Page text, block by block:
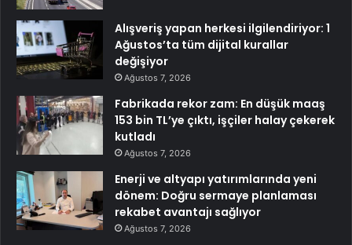
Alışveriş yapan herkesi ilgilendiriyor: 1
Ağustos’ta tüm dijital kurallar
değişiyor
Ağustos 7, 2026
Fabrikada rekor zam: En düşük maaş
153 bin TL’ye çıktı, işçiler halay çekerek
kutladı
Ağustos 7, 2026
Enerji ve altyapı yatırımlarında yeni
dönem: Doğru sermaye planlaması
rekabet avantajı sağlıyor
Ağustos 7, 2026